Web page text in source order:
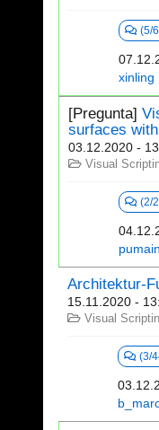
(5/
xinling
[Pregunta]
surfaces
03.12.2020 -
Visual
(2/
Architektur-
15.11.2020 -
Visual
(3/